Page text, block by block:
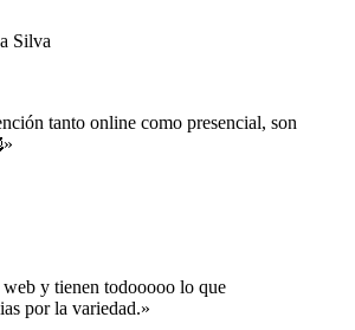
Silva
tanto online como presencial, son
y tienen todooooo lo que
por la variedad.»